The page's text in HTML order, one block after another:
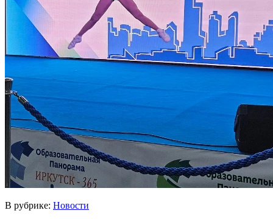
В рубрике: Новости